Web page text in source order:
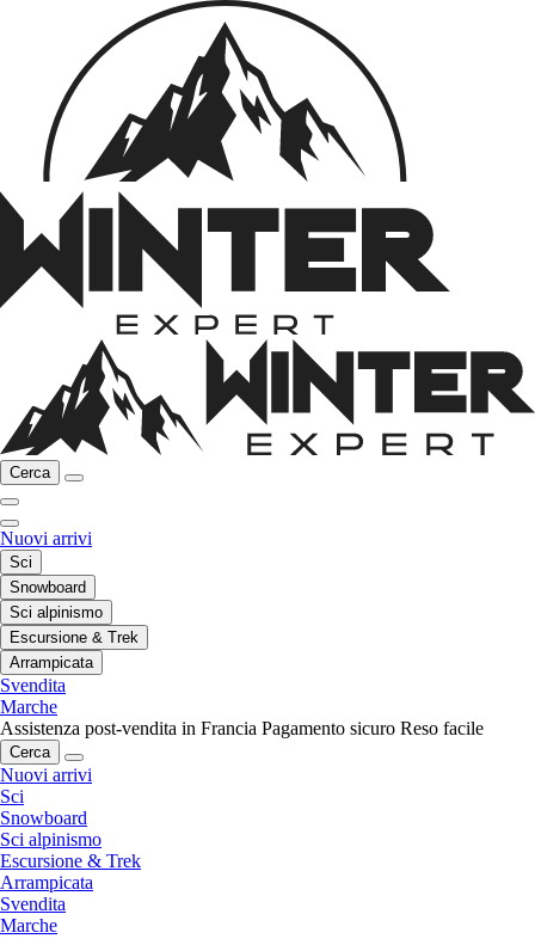
Cerca
Nuovi arrivi
Sci
Snowboard
Sci alpinismo
Escursione & Trek
Arrampicata
Svendita
Marche
Assistenza post-vendita in Francia Pagamento sicuro Reso facile
Cerca
Nuovi arrivi
Sci
Snowboard
Sci alpinismo
Escursione & Trek
Arrampicata
Svendita
Marche